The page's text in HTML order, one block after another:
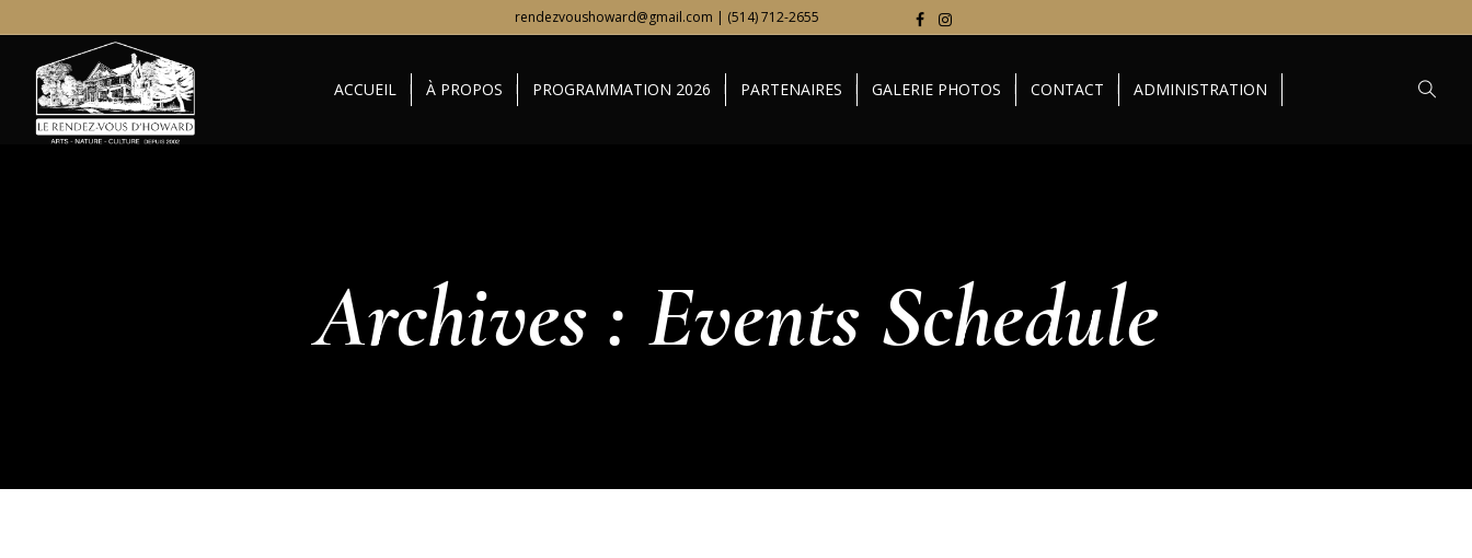
rendezvoushoward@gmail.com | (514) 712-2655
ACCUEIL À PROPOS PROGRAMMATION 2026 PARTENAIRES GALERIE PHOTOS CONTACT ADMINISTRATION
Archives : Events Schedule